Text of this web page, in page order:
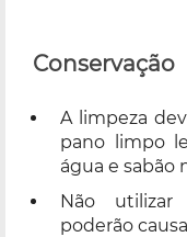
Conservação
A limpeza
pano limpo
água e sabão
Não utilizar
poderão